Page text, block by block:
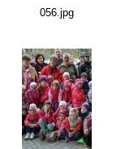
056.jpg